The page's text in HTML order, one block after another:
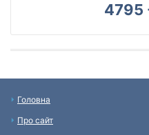
4795
Головна
Про сайт